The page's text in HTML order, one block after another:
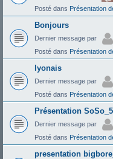
Posté dans Présentation
Bonjours
Dernier message par
Posté dans Présentation
lyonais
Dernier message par
Posté dans Présentation
Présentation
Dernier message par
Posté dans Présentation
presentation